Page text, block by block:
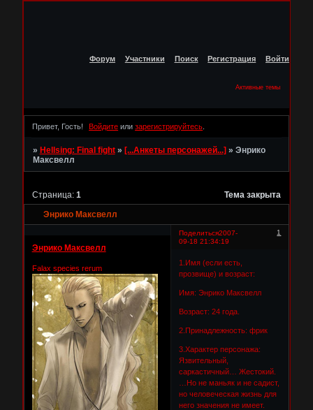
Форум Участники Поиск Регистрация Войти
Активные темы
Привет, Гость! Войдите илизарегистрируйтесь
» Hellsing: Final fight » [...Анкеты персонажей...] » Энрико
Максвелл
Энрико Максвелл
Страница: 1 Тема закрыта
Поделиться 1
2007-
09-18 21:34:19
Энрико Максвелл
Falax species rerum
1.Имя (если есть,
прозвище) и возраст:
Имя: Энрико Максвелл
Возраст: 24 года.
2.Принадлежность: фрик
3.Характер персонажа:
Язвительный,
саркастичный… Жестокий.
…Но не маньяк и не садист,
но человеческая жизнь для
него значения не имеет.